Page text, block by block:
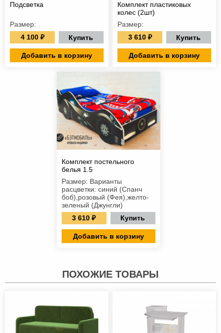
Подсветка
Размер:
4 100 ₽
Купить
Добавить в корзину
Комплект пластиковых
колес (2шт)
Размер:
3 610 ₽
Купить
Добавить в корзину
Комплект постельного
белья 1.5
Размер: Варианты
расцветки: синий (Спанч
боб),розовый (Фея),желто-
зеленый (Джунгли)
3 610 ₽
Купить
Добавить в корзину
ПОХОЖИЕ ТОВАРЫ